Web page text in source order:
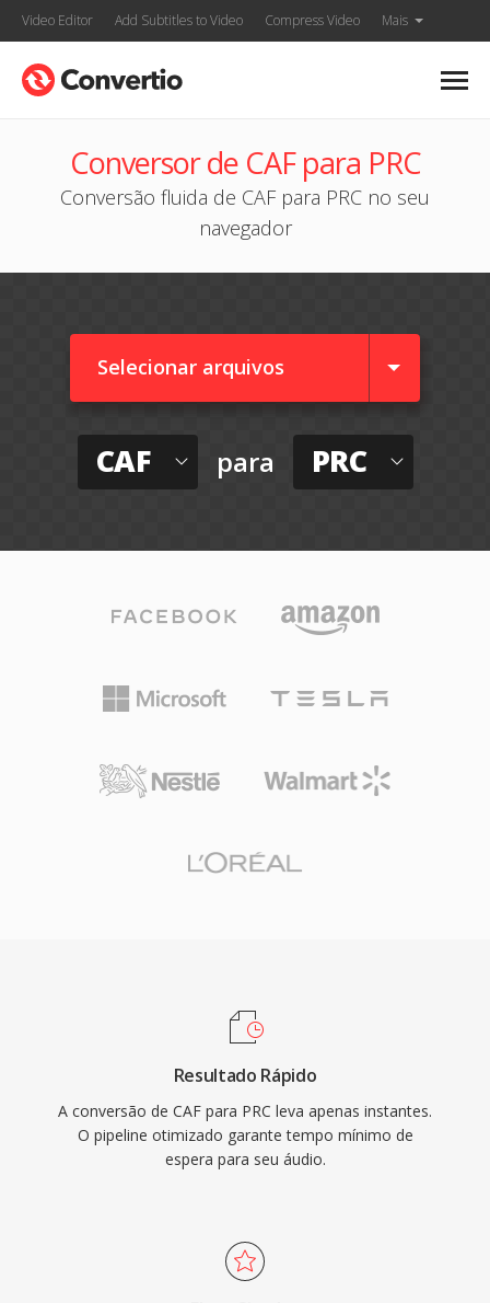
Video Editor Add Subtitles to Video Compress Video Mais
Conversor de CAF para PRC
Conversão fluida de CAF para PRC no seu
navegador
Selecionar arquivos
CAF para PRC
Resultado Rápido
A conversão de CAF para PRC leva apenas instantes.
O pipeline otimizado garante tempo mínimo de
espera para seu áudio.